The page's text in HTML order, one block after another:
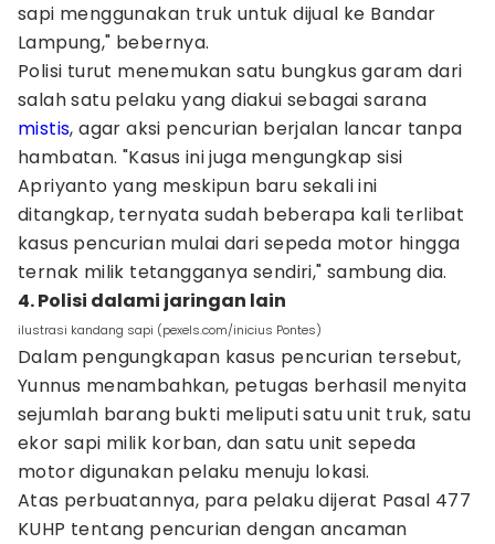
sapi menggunakan truk untuk dijual ke Bandar
Lampung," bebernya.
Polisi turut menemukan satu bungkus garam dari
salah satu pelaku yang diakui sebagai sarana
mistis, agar aksi pencurian berjalan lancar tanpa
hambatan. "Kasus ini juga mengungkap sisi
Apriyanto yang meskipun baru sekali ini
ditangkap, ternyata sudah beberapa kali terlibat
kasus pencurian mulai dari sepeda motor hingga
ternak milik tetangganya sendiri," sambung dia.
4. Polisi dalami jaringan lain
ilustrasi kandang sapi (pexels.com/inicius Pontes)
Dalam pengungkapan kasus pencurian tersebut,
Yunnus menambahkan, petugas berhasil menyita
sejumlah barang bukti meliputi satu unit truk, satu
ekor sapi milik korban, dan satu unit sepeda
motor digunakan pelaku menuju lokasi.
Atas perbuatannya, para pelaku dijerat Pasal 477
KUHP tentang pencurian dengan ancaman